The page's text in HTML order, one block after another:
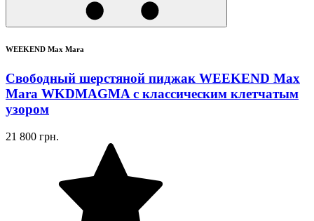
WEEKEND Max Mara
Свободный шерстяной пиджак WEEKEND Max
Mara WKDMAGMA с классическим клетчатым
узором
21 800 грн.